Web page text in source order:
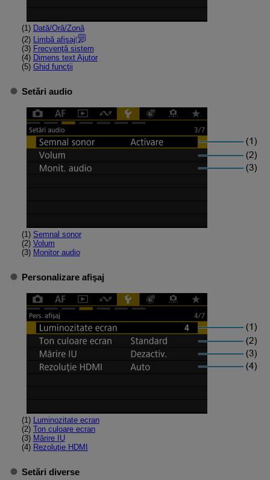
(1) Dată/Oră/Zonă
(2) Limbă afişaj
(3) Frecvenţă sistem
(4) Dimens text Ajutor
(5) Ghid funcţii
Setări audio
(1) Semnal sonor
(2) Volum
(3) Monitor audio
Personalizare afişaj
(1) Luminozitate ecran
(2) Ton culoare ecran
(3) Mărire IU
(4) Rezoluţie HDMI
Setări diverse